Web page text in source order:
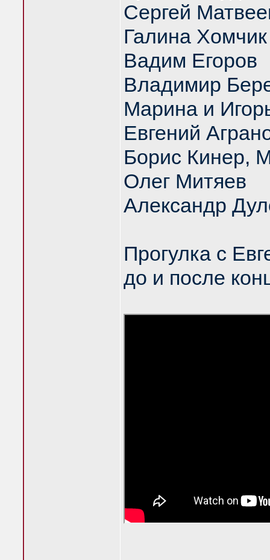
Сергей
Галина Хомчик
Вадим Егоров
Владимир
Марина и
Евгений
Борис Кинер,
Олег Митяев
Александр
Прогулка с
до и после